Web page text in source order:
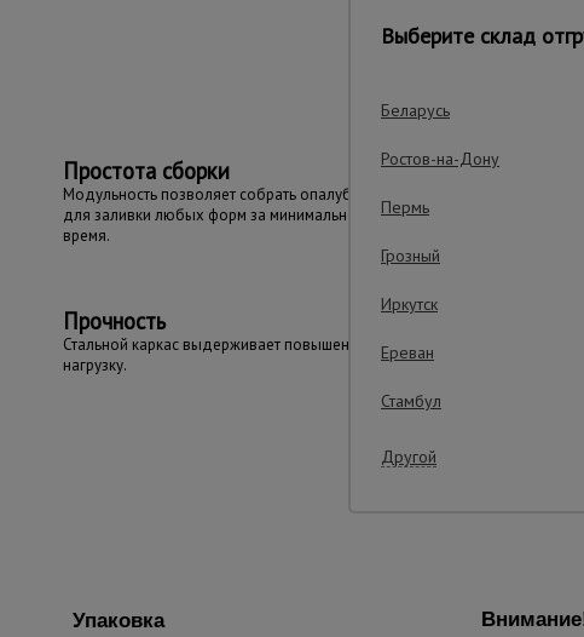
Важные
Простота сборки
Модульность позволяет собрать опалубку
для заливки любых форм за минимальное
время.
Прочность
Стальной каркас выдерживает повышенную
нагрузку.
Упаковка
Выберите склад
Беларусь
Ростов-на-Дону
Пермь
Грозный
Иркутск
Ереван
Стамбул
Другой